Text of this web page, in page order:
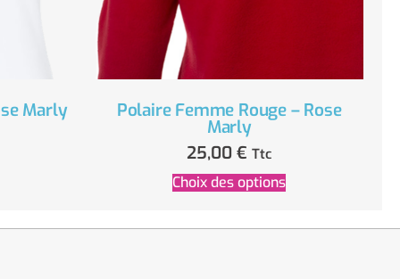
Marly Polaire Femme Rouge – Rose
Marly
25,00€ Ttc
Choix des options